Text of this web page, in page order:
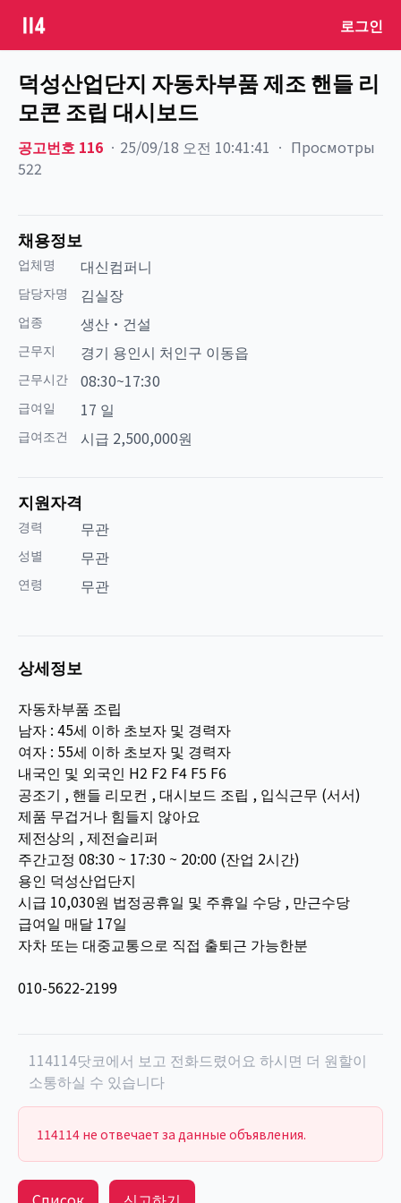
로그인
덕성산업단지 자동차부품 제조 핸들 리
모콘 조립 대시보드
공고번호 116 ㆍ 25/09/18 오전 10:41:41 ㆍ Просмотры
522
채용정보
업체명 대신컴퍼니
담당자명 김실장
업종 생산·건설
근무지 경기 용인시 처인구 이동읍
근무시간 08:30~17:30
급여일 17 일
급여조건 시급 2,500,000원
지원자격
경력 무관
성별 무관
연령 무관
상세정보
자동차부품 조립
남자 : 45세 이하 초보자 및 경력자
여자 : 55세 이하 초보자 및 경력자
내국인 및 외국인 H2 F2 F4 F5 F6
공조기 , 핸들 리모컨 , 대시보드 조립 , 입식근무 (서서)
제품 무겁거나 힘들지 않아요
제전상의 , 제전슬리퍼
주간고정 08:30 ~ 17:30 ~ 20:00 (잔업 2시간)
용인 덕성산업단지
시급 10,030원 법정공휴일 및 주휴일 수당 , 만근수당
급여일 매달 17일
자차 또는 대중교통으로 직접 출퇴근 가능한분
010-5622-2199
114114닷코에서 보고 전화드렸어요 하시면 더 원할이
소통하실 수 있습니다
114114 не отвечает за данные объявления.